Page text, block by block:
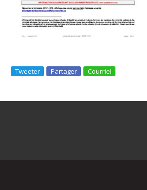
Tweeter Partager Courriel